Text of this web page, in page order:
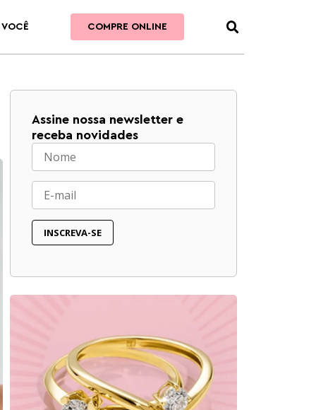
VOCÊ COMPRE ONLINE
Assine nossa newsletter e
receba novidades